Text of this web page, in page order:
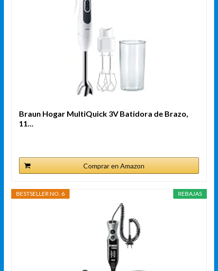
Braun Hogar MultiQuick 3V Batidora de Brazo,
11...
Comprar en Amazon
REBAJAS
BESTSELLER NO. 6